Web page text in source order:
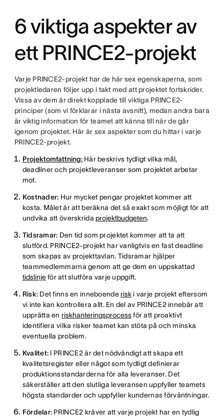
6 viktiga aspekter av
ett PRINCE2-projekt
Varje PRINCE2-projekt har de här sex egenskaperna, som
projektledaren följer upp i takt med att projektet fortskrider.
Vissa av dem är direkt kopplade till viktiga PRINCE2-
principer (som vi förklarar i nästa avsnitt), medan andra bara
är viktig information för teamet att känna till när de går
igenom projektet. Här är sex aspekter som du hittar i varje
PRINCE2-projekt.
Projektomfattning:Här beskrivs tydligt vilka mål,
deadliner och projektleveranser som projektet arbetar
mot.
Kostnader: Hur mycket pengar projektet kommer att
kosta. Målet är att beräkna det så exakt som möjligt för att
undvika att överskridaprojektbudgeten.
Tidsramar: Den tid som projektet kommer att ta att
slutförd. PRINCE2-projekt har vanligtvis en fast deadline
som skapas av projekttavlan. Tidsramar hjälper
teammedlemmarna genom att ge dem en uppskattad
tidslinjeför att slutföra varje uppgift.
Risk: Det finns en inneboenderiski varje projekt eftersom
vi inte kan kontrollera allt. En del av PRINCE2 innebär att
upprätta enriskhanteringsprocessför att proaktivt
identifiera vilka risker teamet kan stöta på och minska
eventuella problem.
Kvalitet: I PRINCE2 är det nödvändigt att skapa ett
kvalitetsregister eller något som tydligt definierar
produktionsstandarderna för alla leveranser. Det
säkerställer att den slutliga leveransen uppfyller teamets
högsta standarder och uppfyller kundernas förväntningar.
Fördelar: PRINCE2 kräver att varje projekt har en tydlig